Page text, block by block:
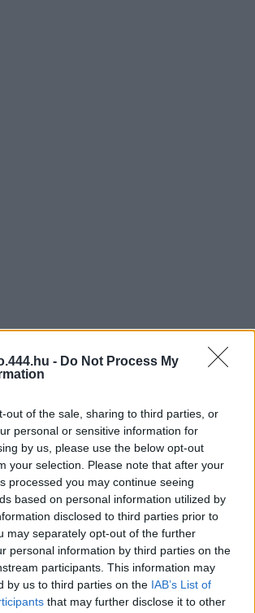
- Do Not Process My
out of the sale, sharing to third parties, or
personal or sensitive information for
by us, please use the below opt-out
your selection. Please note that after your
processed you may continue seeing
based on personal information utilized by
disclosed to third parties prior to
may separately opt-out of the further
personal information by third parties on the
participants. This information may
by us to third parties on the IAB’s List of
that may further disclose it to other